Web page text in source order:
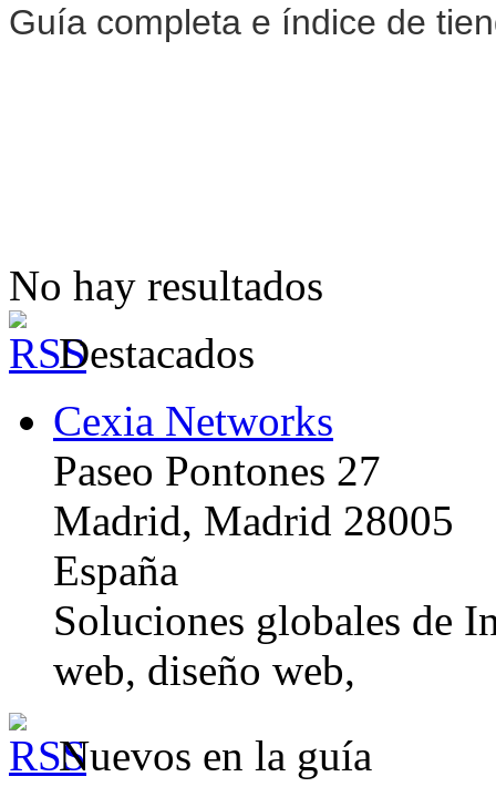
Guía completa e índice de
No hay resultados
Destacados
Cexia Networks
Paseo Pontones 27
Madrid, Madrid 28005
España
Soluciones globales de
web, diseño web,
Nuevos en la guía